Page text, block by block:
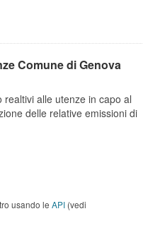
Comune di Genova
alle utenze in capo al
delle relative emissioni di
usando le API (vedi